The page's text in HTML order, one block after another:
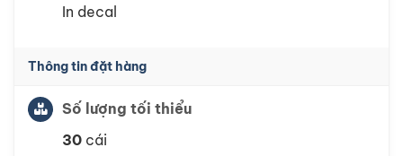
In decal
Thông tin đặt hàng
Số lượng tối thiểu
30 cái